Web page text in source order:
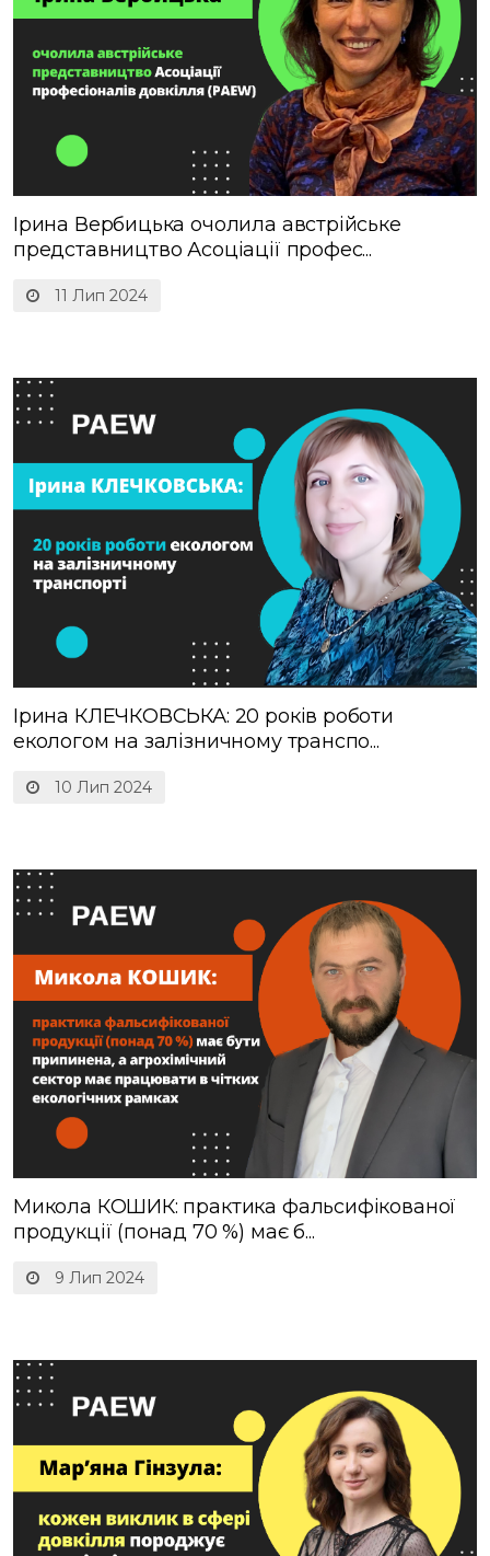
11 Лип 2024
Ірина Вербицька очолила австрійське
представництво Асоціації профес...
10 Лип 2024
Ірина КЛЕЧКОВСЬКА: 20 років роботи
екологом на залізничному транспо...
9 Лип 2024
Микола КОШИК: практика фальсифікованої
продукції (понад 70 %) має б...